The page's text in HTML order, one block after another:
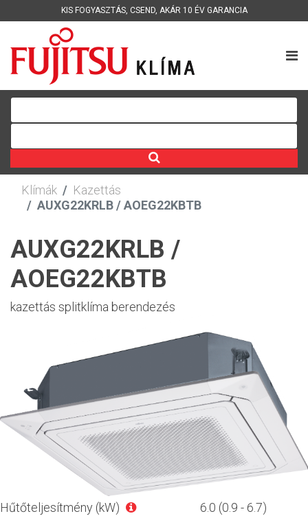
KIS FOGYASZTÁS, CSEND, AKÁR 10 ÉV GARANCIA
Klímák
Kazettás
AUXG22KRLB / AOEG22KBTB
AUXG22KRLB /
AOEG22KBTB
kazettás splitklíma berendezés
Hűtőteljesítmény (kW)
6.0 (0.9 - 6.7)